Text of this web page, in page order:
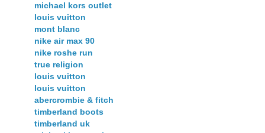
michael kors outlet
louis vuitton
mont blanc
nike air max 90
nike roshe run
true religion
louis vuitton
louis vuitton
abercrombie & fitch
timberland boots
timberland uk